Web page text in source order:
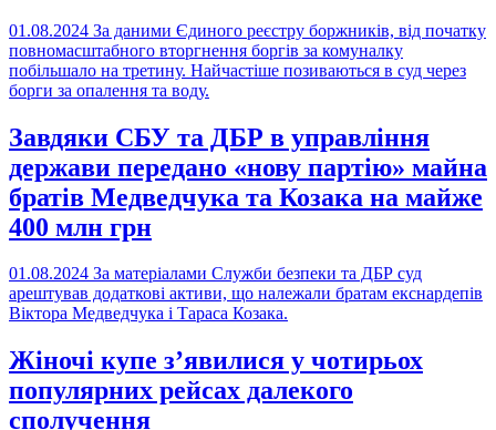
01.08.2024 За даними Єдиного реєстру боржників, від початку
повномасштабного вторгнення боргів за комуналку
побільшало на третину. Найчастіше позиваються в суд через
борги за опалення та воду.
Завдяки СБУ та ДБР в управління
держави передано «нову партію» майна
братів Медведчука та Козака на майже
400 млн грн
01.08.2024 За матеріалами Служби безпеки та ДБР суд
арештував додаткові активи, що належали братам екснардепів
Віктора Медведчука і Тараса Козака.
Жіночі купе з’явилися у чотирьох
популярних рейсах далекого
сполучення